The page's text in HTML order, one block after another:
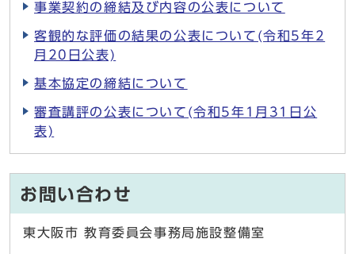
事業契約の締結及び内容の公表について
客観的な評価の結果の公表について(令和5年2
月20日公表)
基本協定の締結について
審査講評の公表について(令和5年1月31日公
表)
お問い合わせ
東大阪市 教育委員会事務局施設整備室